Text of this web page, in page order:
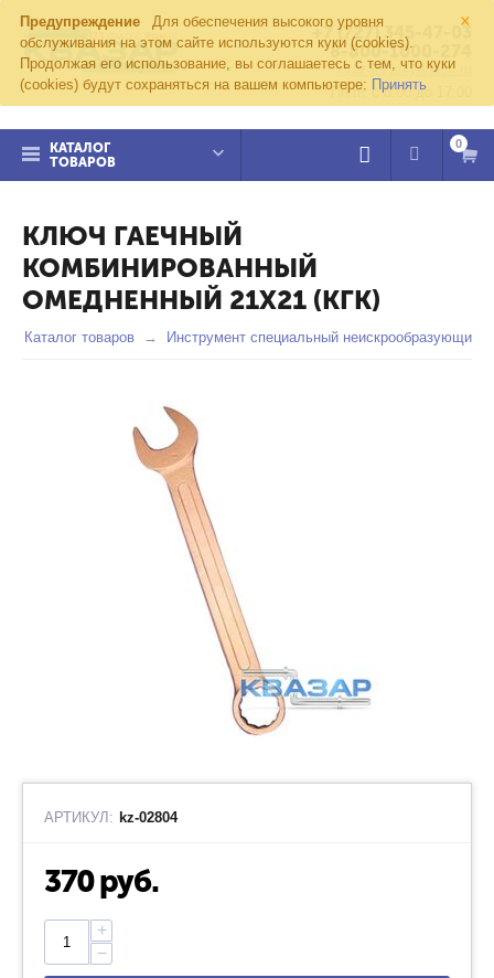
×
Предупреждение
Для обеспечения высокого уровня
обслуживания на этом сайте используются куки (cookies).
Продолжая его использование, вы соглашаетесь с тем, что куки
(cookies) будут сохраняться на вашем компьютере: Принять
+7 (727) 345-47-03
8-800-1000-274
kvazar91@yandex.ru
Пн-пт с 8:00 до 17:00
КАТАЛОГ
ТОВАРОВ
0
КЛЮЧ ГАЕЧНЫЙ
КОМБИНИРОВАННЫЙ
ОМЕДНЕННЫЙ 21Х21 (КГК)
Каталог товаров Инструмент специальный неискрообразующий
АРТИКУЛ: kz-02804
370руб.
+
−